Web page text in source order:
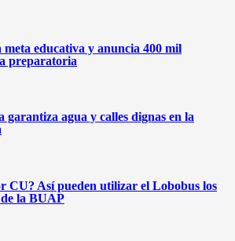
educativa y anuncia 400 mil
preparatoria
garantiza agua y calles dignas en la
CU? Así pueden utilizar el Lobobus los
de la BUAP